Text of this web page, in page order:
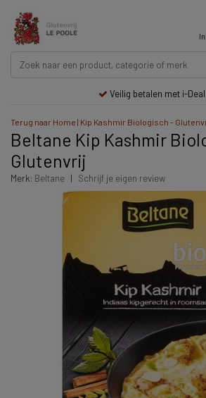
Veilig betalen met i-Deal
Terug naar Home | Kip Kashmir Biologisch -
Beltane Kip Kashmir
Glutenvrij
Merk: Beltane | Schrijf je eigen review